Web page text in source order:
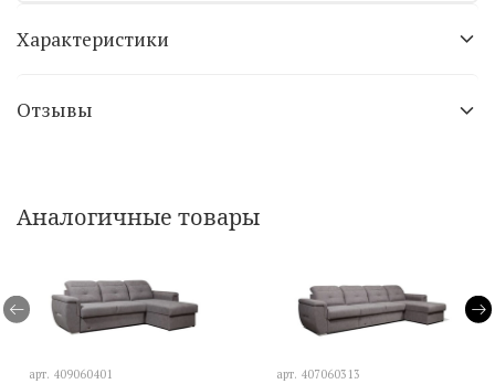
Характеристики
Отзывы
Аналогичные товары
арт. 409060401 арт. 407060313